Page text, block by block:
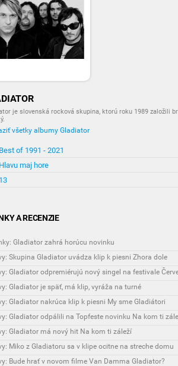
je slovenská rocková skupina, ktorú roku 1989 založili
všetky albumy Gladiator
Best of 1991 - 2021
Hlavu maj hore
13
A RECENZIE
Gladiator zahrá horúcu novinku
Skupina Gladiator uvádza klip k piesni Zhora dole
Gladiator odpremiérujú nový singel na festivale
Gladiator je späť, má klip, vyráža na turné
Gladiator nakrúca klip k piesni My sme Gladiátori
Gladiator odpálili na Topfeste novinku Na kom ti
Gladiator má nový hit Na kom ti záleží
Miko z Gladiatoru sa v klipe ocitne na streche domu
Bude hrať v novom filme Van Damma Gladiator?